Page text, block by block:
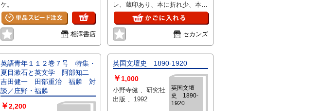
ケ。
相澤書店
レ、蔵印あり、本に折れ少、本文
は良好です、1991・初版。
セカンズ
英語青年１１２巻７号 特集・
夏目漱石と英文学 阿部知二
吉田健一 田部重治 福麟 対
談／庄野・福麟
￥2,200
英国文壇史 1890-1920
英国文壇
史 1890-
1920
￥ 1,000
小野寺健 、研究社
出版 、1992